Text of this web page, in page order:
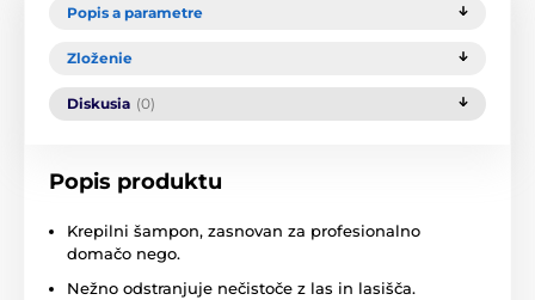
Popis a parametre
Zloženie
Diskusia (0)
Popis produktu
Krepilni šampon, zasnovan za profesionalno
domačo nego.
Nežno odstranjuje nečistoče z las in lasišča.